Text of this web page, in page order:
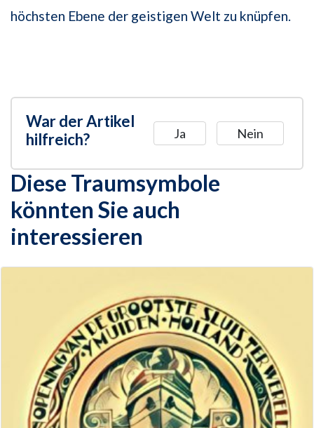
höchsten Ebene der geistigen Welt zu knüpfen.
War der Artikel
hilfreich?
Ja Nein
Diese Traumsymbole
könnten Sie auch
interessieren